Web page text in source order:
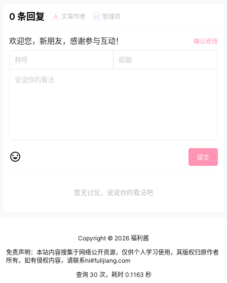
0 条回复 A 文章作者 M 管理员
欢迎您，新朋友，感谢参与互动！ 确认修改
提交
暂无讨论，说说你的看法吧
Copyright © 2026 福利酱
免责声明：本站内容搜集于网络公开资源，仅供个人学习使用，其版权归原作者
所有，如有侵权内容，请联系hi#fulijiang.com
查询 30 次，耗时 0.1163 秒